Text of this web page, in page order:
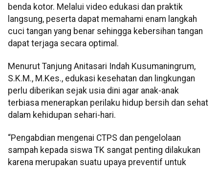
benda kotor. Melalui video edukasi dan praktik
langsung, peserta dapat memahami enam langkah
cuci tangan yang benar sehingga kebersihan tangan
dapat terjaga secara optimal.
Menurut Tanjung Anitasari Indah Kusumaningrum,
S.K.M., M.Kes., edukasi kesehatan dan lingkungan
perlu diberikan sejak usia dini agar anak-anak
terbiasa menerapkan perilaku hidup bersih dan sehat
dalam kehidupan sehari-hari.
“Pengabdian mengenai CTPS dan pengelolaan
sampah kepada siswa TK sangat penting dilakukan
karena merupakan suatu upaya preventif untuk